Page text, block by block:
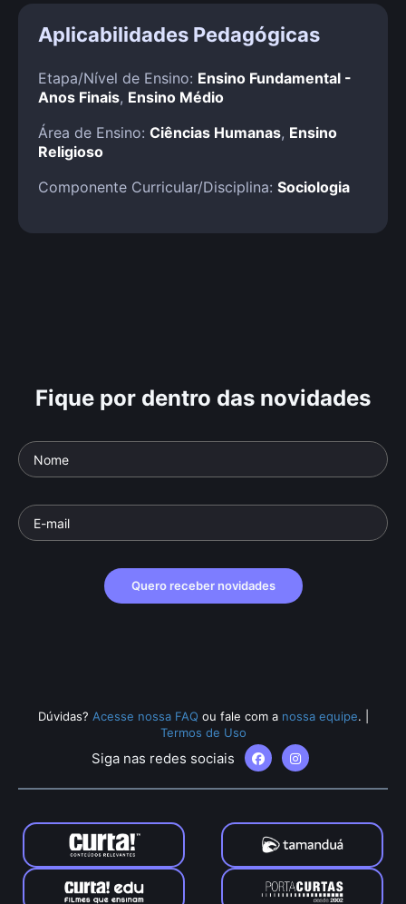
Aplicabilidades Pedagógicas
Etapa/Nível de Ensino: Ensino Fundamental -
Anos Finais, Ensino Médio
Área de Ensino: Ciências Humanas, Ensino
Religioso
Componente Curricular/Disciplina: Sociologia
Fique por dentro das novidades
Quero receber novidades
Dúvidas? Acesse nossa FAQ ou fale com a nossa equipe.
Termos de Uso
Siga nas redes sociais